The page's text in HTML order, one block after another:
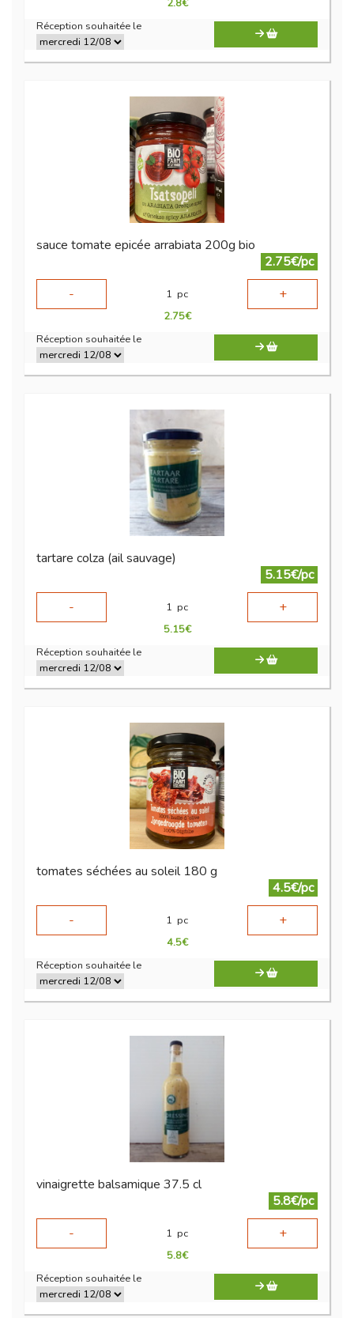
2.8€
Réception souhaitée le
sauce tomate epicée arrabiata 200g bio
2.75€/pc
-
1 pc +
2.75€
Réception souhaitée le
tartare colza (ail sauvage)
5.15€/pc
-
1 pc +
5.15€
Réception souhaitée le
tomates séchées au soleil 180 g
4.5€/pc
-
1 pc +
4.5€
Réception souhaitée le
vinaigrette balsamique 37.5 cl
5.8€/pc
-
1 pc +
5.8€
Réception souhaitée le